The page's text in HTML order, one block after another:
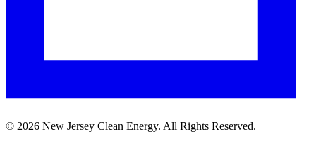
© 2026 New Jersey Clean Energy. All Rights Reserved.​​​​‌ ‍ ​‍​‍‌‍ ‌ ​‍‌‍‍‌‌‍‌ ‌‍‍‌‌‍ ‍​‍​‍​ ‍‍​‍​‍‌ ​ ‌‍​‌‌‍ ‍‌‍‍‌‌ ‌​‌ ‍‌​‍ ‍‌‍‍‌‌‍ ​‍​‍​‍ ​​‍​‍‌‍‍​‌ ​‍‌‍‌‌‌‍‌‍​‍​‍​ ‍‍​‍​‍‌‍‍​‌ ‌​‌ ‌​‌ ​​​ ‍‍​‍ ​‍ ‌‍ ​‌‍ ‌‍​ ‌‍​‌‌‍ ​‌‍‍​‌‍ ‌ ​ ‌ ‌​​ ‍‍​ ​ ​ ​ ​ ​ ​ ​ ​‍ ‌‍‍‌‌‍ ‍‌ ‌​‌‍‌‌‌‍ ‍‌ ‌​​‍ ‌‍‌‌‌‍‌​‌‍‍‌‌ ‌​​‍ ‌‍ ‌‌‍ ‌‍‌​‌‍‌‌​ ‌‌ ​​‌ ​‍‌‍‌‌‌ ​ ‌‍‌‌‌‍ ‍‌ ‌​‌‍​‌‌ ‌​‌‍‍‌‌‍ ‌‍ ‍​ ‍ ‌‍‍‌‌‍‌​​ ‌‌ ​ ‌‍‍‌‌ ‌​‌‍‌‌‌​‌‍‌‍ ‌‍ ‌ ‌​‌‍‌‌‌ ​‍​ ‍ ‌ ‌​‌ ‍‌‌ ​​‌‍‌‌​ ‌‌‍‌‍‌‍ ‌‍ ‌ ‌​‌‍‌‌‌ ​‍​ ‍ ‌ ​​‌‍​‌‌ ‌​‌‍‍​​ ‌‌‍ ​‌‍‌‌‌‍‌ ‌‍​‌‌‍ ​​‍ ‍‌ ‌​‌‍‌‌‌ ‍​‌ ‌​​ ‌‍​‍‌‍​‌‌ ​ ‌‍‌‌‌‌‌‌‌ ​‍‌‍ ​​ ‌‌‍‍​‌ ‌​‌ ‌​‌ ​​​‍‌‌​ ​ ‌​​‌​‍‌‌​ ​‍‌​‌‍​‍‌‌​ ​‍‌​‌‍‌‍ ​‌‍ ‌‍​ ‌‍​‌‌‍ ​‌‍‍​‌‍ ‌ ​ ‌ ‌​​‍‌‌​ ​ ‌​​‌​ ​ ​ ​ ​ ​ ​ ​ ​‍‌‍‌‍‍‌‌‍‌​​ ‌‌ ​ ‌‍‍‌‌ ‌​‌‍‌‌‌​‌‍‌‍ ‌‍ ‌ ‌​‌‍‌‌‌ ​‍​‍‌‍‌ ‌​‌ ‍‌‌ ​​‌‍‌‌​ ‌‌‍‌‍‌‍ ‌‍ ‌ ‌​‌‍‌‌‌ ​‍​‍‌‍‌ ​​‌‍​‌‌ ‌​‌‍‍​​ ‌‌‍ ​‌‍‌‌‌‍‌ ‌‍​‌‌‍ ​​‍ ‍‌ ‌​‌‍‌‌‌ ‍​‌ ‌​​‍‌‍‌ ​​‌‍‌‌‌ ​‍‌ ​ ‌ ​​‌‍‌‌‌‍​ ‌ ‌​‌‍‍‌‌ ‌‍‌‍‌‌​ ‌‌ ​​‌ ‌‌‌‍​‍‌‍ ​‌‍‍‌‌ ​ ‌‍‍​‌‍‌‌‌‍‌​​‍​‍‌ ‌